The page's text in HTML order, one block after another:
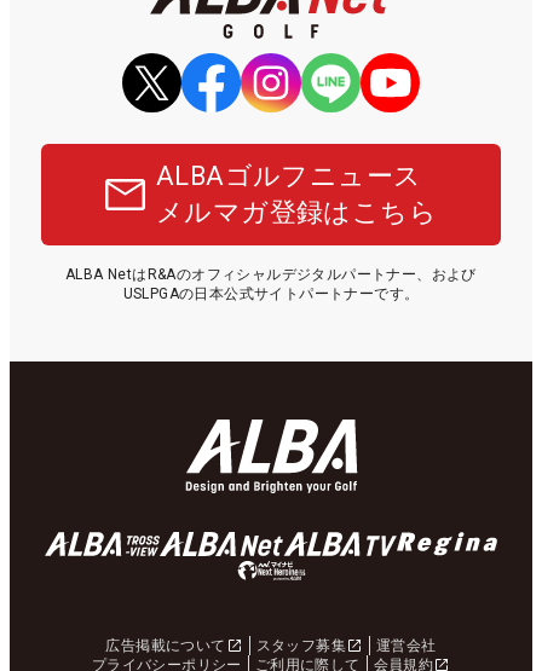
ALBAゴルフニュース
メルマガ登録はこちら
ALBA NetはR&Aのオフィシャルデジタルパートナー、および
USLPGAの日本公式サイトパートナーです。
広告掲載について スタッフ募集
運営会社
プライバシーポリシー
ご利用に際して 会員規約